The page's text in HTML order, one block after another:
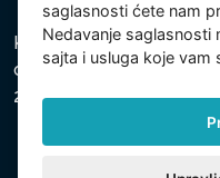
Kompanija je
odeljak C, uložak 74759,
26150808, Poreski
saglasnosti ćete nam
Nedavanje saglasnosti
sajta i usluga koje vam